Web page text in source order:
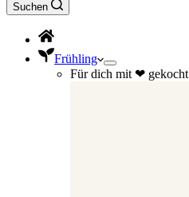
Suchen
Frühling
Für dich mit ❤ gekocht